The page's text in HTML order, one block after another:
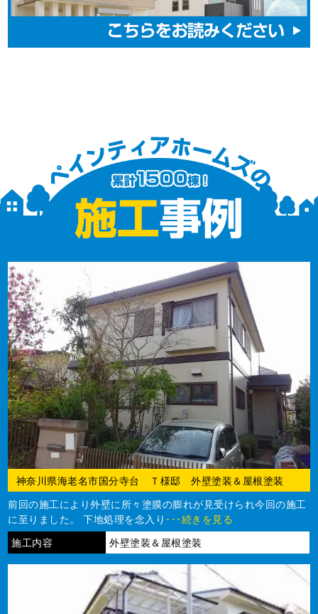
神奈川県海老名市国分寺台 Ｔ様邸 外壁塗装＆屋根塗装
前回の施工により外壁に所々塗膜の膨れが見受けられ今回の施工
に至りました。 下地処理を念入り ･･･続きを見る
施工内容
外壁塗装＆屋根塗装